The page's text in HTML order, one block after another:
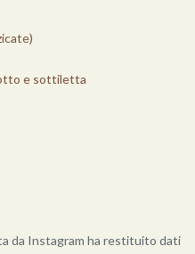
e sottiletta
da Instagram ha restituito dati